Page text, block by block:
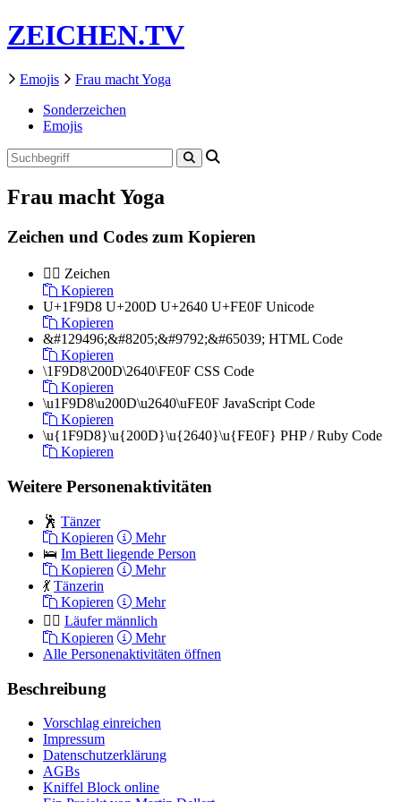
ZEICHEN.TV
Emojis
Frau macht Yoga
Sonderzeichen
Emojis
Frau macht Yoga
Zeichen und Codes zum Kopieren
🧘‍♀️ Zeichen
Kopieren
U+1F9D8 U+200D U+2640 U+FE0F Unicode
Kopieren
&#129496;&#8205;&#9792;&#65039; HTML Code
Kopieren
\1F9D8\200D\2640\FE0F CSS Code
Kopieren
\u1F9D8\u200D\u2640\uFE0F JavaScript Code
Kopieren
\u{1F9D8}\u{200D}\u{2640}\u{FE0F} PHP / Ruby Code
Kopieren
Weitere Personenaktivitäten
🕺 Tänzer
Kopieren
Mehr
🛌 Im Bett liegende Person
Kopieren
Mehr
💃 Tänzerin
Kopieren
Mehr
🏃‍♂️ Läufer männlich
Kopieren
Mehr
Alle Personenaktivitäten öffnen
Beschreibung
Vorschlag einreichen
Impressum
Datenschutzerklärung
AGBs
Kniffel Block online